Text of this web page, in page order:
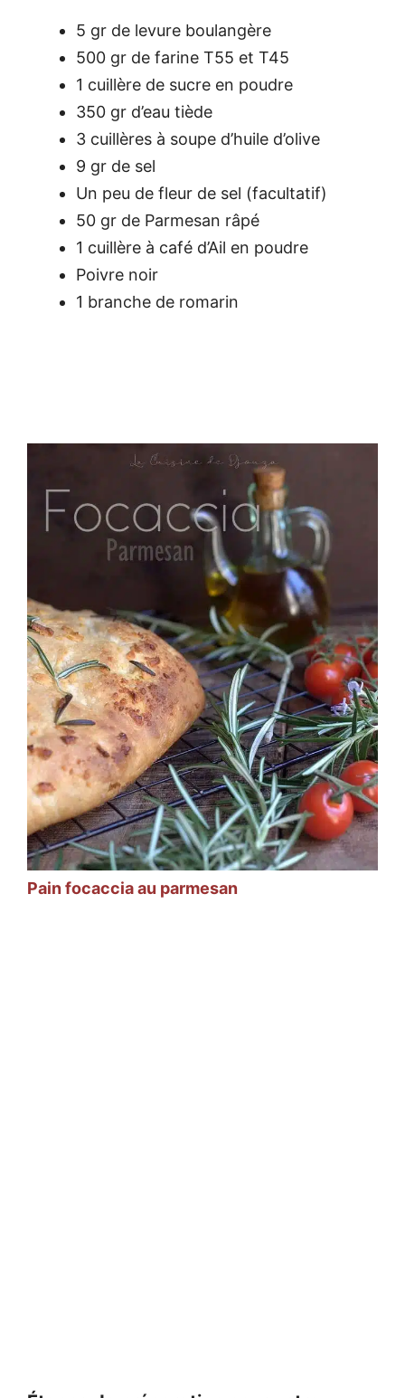
5 gr de levure boulangère
500 gr de farine T55 et T45
1 cuillère de sucre en poudre
350 gr d’eau tiède
3 cuillères à soupe d’huile d’olive
9 gr de sel
Un peu de fleur de sel (facultatif)
50 gr de Parmesan râpé
1 cuillère à café d’Ail en poudre
Poivre noir
1 branche de romarin
Pain focaccia au parmesan